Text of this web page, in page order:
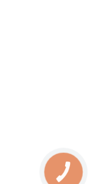
КНОПКА
СВЯЗИ